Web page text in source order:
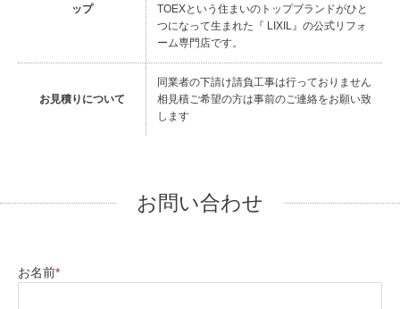
ップ
TOEXという住まいのトップブランドがひと
つになって生まれた『 LIXIL』の公式リフォ
ーム専門店です。
お見積りについて
同業者の下請け請負工事は行っておりません
相見積ご希望の方は事前のご連絡をお願い致
します
お問い合わせ
お名前*